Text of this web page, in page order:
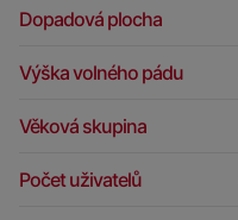
Dopadová plocha
Výška volného pádu
Věková skupina
Počet uživatelů